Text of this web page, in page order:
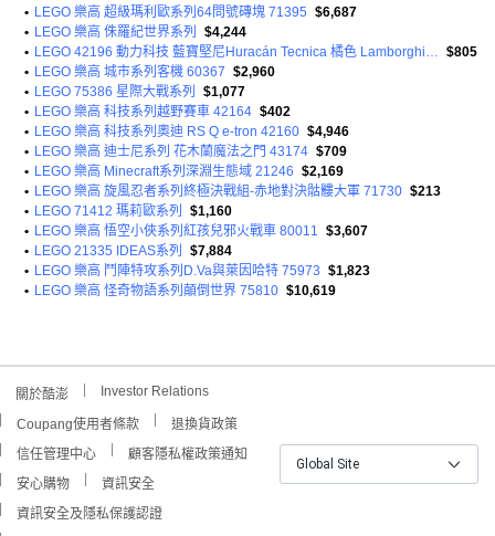
• LEGO 樂高 超級瑪利歐系列64問號磚塊 71395 $6,687
• LEGO 樂高 侏羅紀世界系列
$4,244
•
LEGO 42196 動力科技 藍寶堅尼Huracán Tecnica 橘色 Lamborghini Huracán Tecnica Orange $805
• LEGO 樂高 城市系列客機 60367 $2,960
• LEGO 75386 星際大戰系列
$1,077
• LEGO 樂高 科技系列越野賽車 42164 $402
• LEGO 樂高 科技系列奧迪 RS Q e-tron 42160 $4,946
• LEGO 樂高 迪士尼系列 花木蘭魔法之門 43174 $709
• LEGO 樂高 Minecraft系列深淵生態域 21246 $2,169
• LEGO 樂高 旋風忍者系列終極決戰組-赤地對決骷髏大軍 71730 $213
• LEGO 71412 瑪莉歐系列
$1,160
• LEGO 樂高 悟空小俠系列紅孩兒邪火戰車 80011 $3,607
• LEGO 21335 IDEAS系列
$7,884
• LEGO 樂高 鬥陣特攻系列D.Va與萊因哈特 75973 $1,823
• LEGO 樂高 怪奇物語系列顛倒世界 75810 $10,619
關於酷澎 Investor Relations
Coupang使用者條款
退換貨政策
信任管理中心
顧客隱私權政策通知
安心購物
資訊安全
資訊安全及隱私保護認證
Global Site